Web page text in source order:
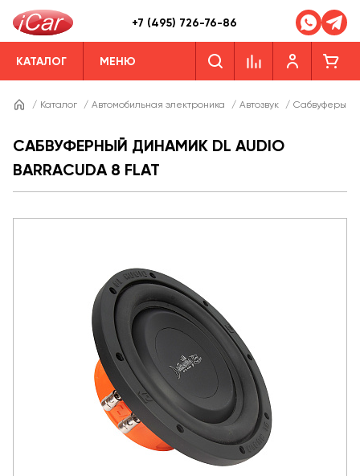
+7 (495) 726-76-86
КАТАЛОГ МЕНЮ
/ Каталог / Автомобильная электроника / Автозвук / Сабвуферы
САБВУФЕРНЫЙ ДИНАМИК DL AUDIO
BARRACUDA 8 FLAT